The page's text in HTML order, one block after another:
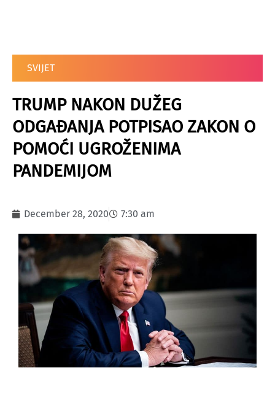
SVIJET
TRUMP NAKON DUŽEG
ODGAĐANJA POTPISAO ZAKON O
POMOĆI UGROŽENIMA
PANDEMIJOM
December 28, 2020 7:30 am